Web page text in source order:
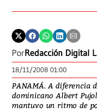
PorRedacción Digital
18/11/2008 01:00
PANAMÁ. A diferencia
dominicano Albert
mantuvo un ritmo de